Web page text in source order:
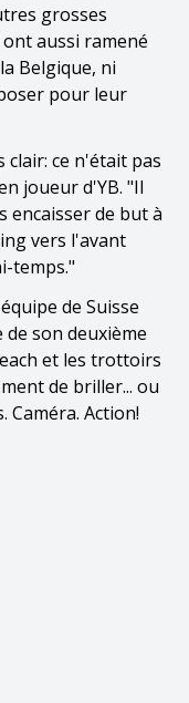
grosses
aussi ramené
Belgique, ni
pour leur
ce n'était pas
joueur d'YB. "Il
encaisser de but à
vers l'avant
temps."
de Suisse
son deuxième
et les trottoirs
de briller... ou
Caméra. Action!